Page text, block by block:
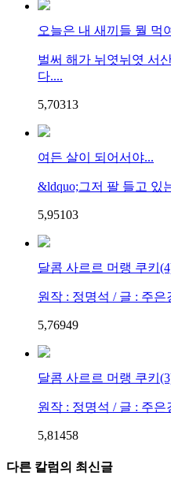
오늘은 내 새끼들 뭘 먹
벌써 해가 뉘엿뉘엿 서
다....
5,70313
여든 살이 되어서야...
&ldquo;그저 팔 들고 있
5,95103
달콤 사르르 머랭 쿠키
원작 : 정명석 / 글 : 주은
5,76949
달콤 사르르 머랭 쿠키
원작 : 정명석 / 글 : 주은
5,81458
다른 칼럼의 최신글